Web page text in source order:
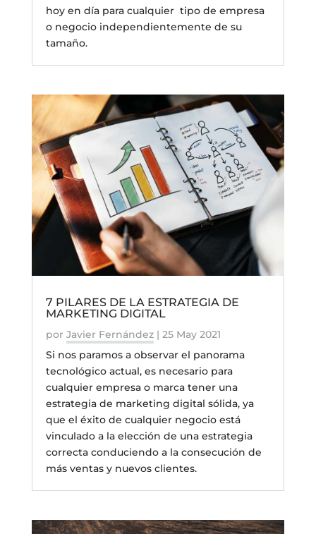
hoy en día para cualquier tipo de empresa
o negocio independientemente de su
tamaño.
7 PILARES DE LA ESTRATEGIA DE
MARKETING DIGITAL
por Javier Fernández| 25 May 2021
Si nos paramos a observar el panorama
tecnológico actual, es necesario para
cualquier empresa o marca tener una
estrategia de marketing digital sólida, ya
que el éxito de cualquier negocio está
vinculado a la elección de una estrategia
correcta conduciendo a la consecución de
más ventas y nuevos clientes.